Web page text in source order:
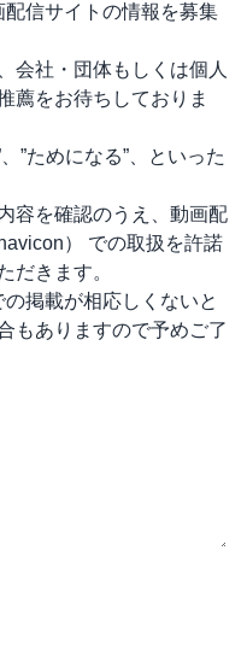
配信サイトの情報を募集
会社・団体もしくは個人
薦をお待ちしておりま
”ためになる”、といった
容を確認のうえ、動画配
）
での取扱を許諾
だきます。
の掲載が相応しくないと
もありますので予めご了